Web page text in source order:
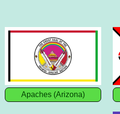
Apaches (Arizona)